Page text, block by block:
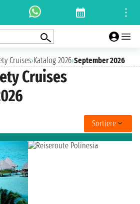
Cruises›Katalog 2026›September 2026
Cruises
Sortiere